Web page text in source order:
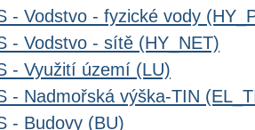
- Vodstvo - fyzické vody
- Vodstvo - sítě (HY_NET)
- Využití území (LU)
- Nadmořská výška-TIN
- Budovy (BU)